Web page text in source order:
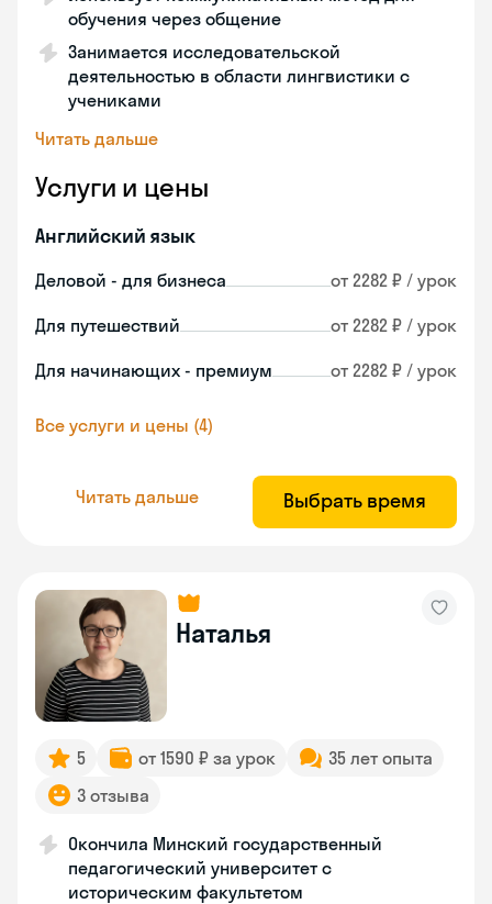
обучения через общение
Занимается исследовательской
деятельностью в области лингвистики с
учениками
Читать дальше
Услуги и цены
Английский язык
Деловой - для бизнеса от 2282 ₽ / урок
Для путешествий от 2282 ₽ / урок
Для начинающих - премиум от 2282 ₽ / урок
Все услуги и цены (4)
Читать дальше Выбрать время
Наталья
5 от 1590 ₽ за урок
35 лет опыта
3 отзыва
Окончила Минский государственный
педагогический университет с
историческим факультетом